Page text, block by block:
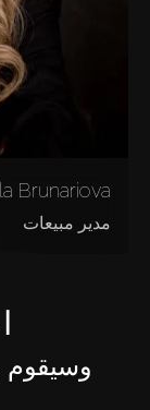
Brunariova
مدير مبيعات
وسيقوم